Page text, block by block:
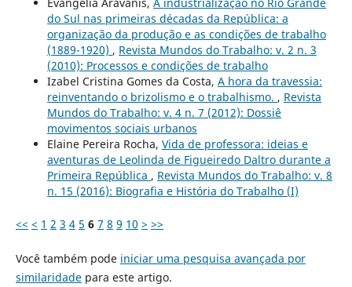
do Sul nas primeiras décadas da República: a
organização da produção e as condições de trabalho
(1889-1920) , Revista Mundos do Trabalho: v. 2 n. 3
(2010): Processos e condições de trabalho
Izabel Cristina Gomes da Costa, A hora da travessia:
reinventando o brizolismo e o trabalhismo. , Revista
Mundos do Trabalho: v. 4 n. 7 (2012): Dossiê
movimentos sociais urbanos
Elaine Pereira Rocha, Vida de professora: ideias e
aventuras de Leolinda de Figueiredo Daltro durante a
Primeira República , Revista Mundos do Trabalho: v. 8
n. 15 (2016): Biografia e História do Trabalho (I)
<< < 1 2 3 4 5 6 7 8 9 10 > >>
Você também pode iniciar uma pesquisa avançada por
similaridadepara este artigo.